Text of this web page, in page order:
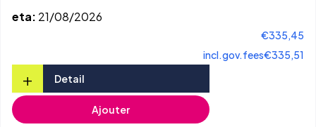
eta: 21/08/2026
€335,45
incl.gov.fees€335,51
+ Detail
Ajouter